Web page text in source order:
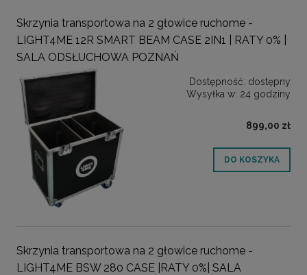
Skrzynia transportowa na 2 głowice ruchome -
LIGHT4ME 12R SMART BEAM CASE 2IN1 | RATY 0% |
SALA ODSŁUCHOWA POZNAŃ
Dostępność: dostępny
Wysyłka w: 24 godziny
899,00 zł
DO KOSZYKA
Skrzynia transportowa na 2 głowice ruchome -
LIGHT4ME BSW 280 CASE |RATY 0%| SALA